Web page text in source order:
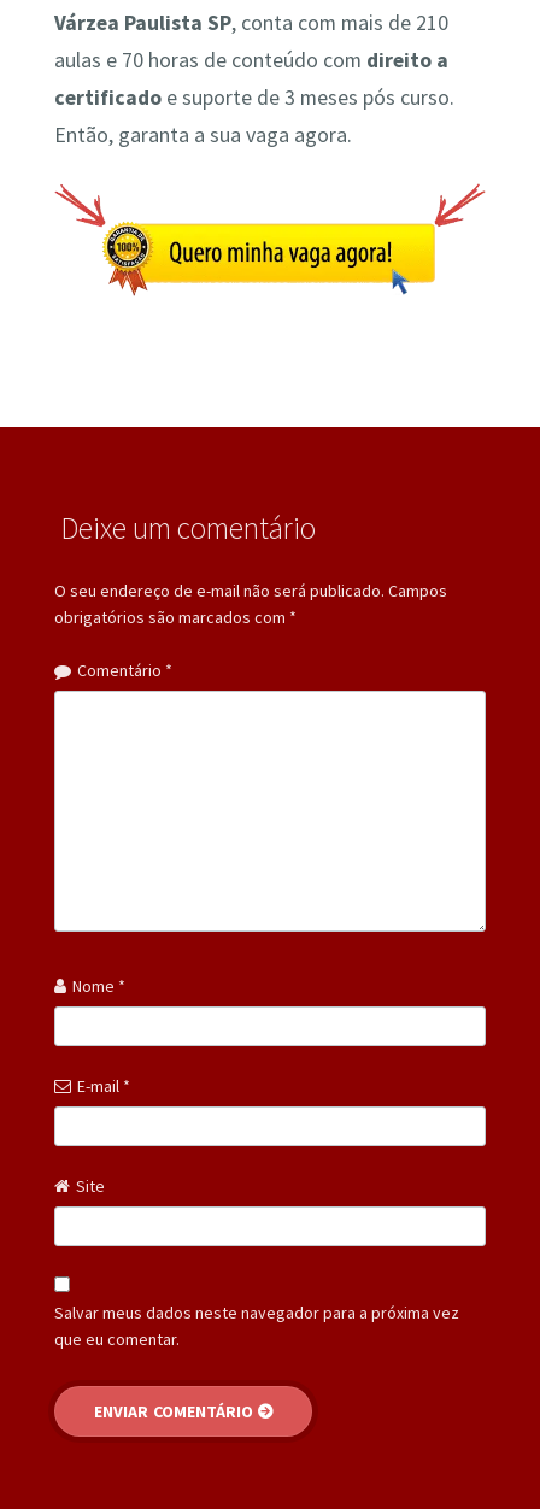
Várzea Paulista SP, conta com mais de 210
aulas e 70 horas de conteúdo com direito a
certificadoe suporte de 3 meses pós curso.
Então, garanta a sua vaga agora.
Deixe um comentário
O seu endereço de e-mail não será publicado. Campos
obrigatórios são marcados com *
Comentário *
Nome *
E-mail *
Site
Salvar meus dados neste navegador para a próxima vez
que eu comentar.